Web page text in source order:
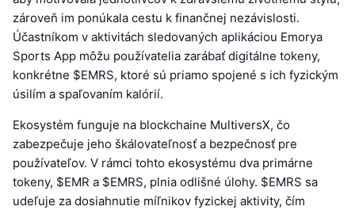
zároveň im ponúkala cestu k finančnej nezávislosti.
Účastníkom v aktivitách sledovaných aplikáciou Emorya
Sports App môžu používatelia zarábať digitálne tokeny,
konkrétne $EMRS, ktoré sú priamo spojené s ich fyzickým
úsilím a spaľovaním kalórií.
Ekosystém funguje na blockchaine MultiversX, čo
zabezpečuje jeho škálovateľnosť a bezpečnosť pre
používateľov. V rámci tohto ekosystému dva primárne
tokeny, $EMR a $EMRS, plnia odlišné úlohy. $EMRS sa
udeľuje za dosiahnutie míľnikov fyzickej aktivity, čím